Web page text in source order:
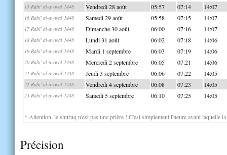
15 Rabi' al-awwal 1448 Vendredi 28 août 05:57 07:14 14:07
16 Rabi' al-awwal 1448 Samedi 29 août 05:58 07:15 14:07
17 Rabi' al-awwal 1448 Dimanche 30 août 06:00 07:16 14:07
18 Rabi' al-awwal 1448 Lundi 31 août 06:02 07:18 14:06
19 Rabi' al-awwal 1448 Mardi 1 septembre 06:03 07:19 14:06
20 Rabi' al-awwal 1448 Mercredi 2 septembre 06:05 07:21 14:06
21 Rabi' al-awwal 1448 Jeudi 3 septembre 06:06 07:22 14:05
22 Rabi' al-awwal 1448 Vendredi 4 septembre 06:08 07:23 14:05
23 Rabi' al-awwal 1448 Samedi 5 septembre 06:10 07:25 14:05
* Attention, le shuruq n'est pas une prière ! C'est simplement l'heure avant laquelle
Précision